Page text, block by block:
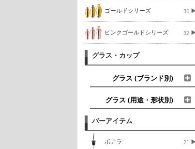
ゴールドシリーズ 36
ピンクゴールドシリーズ 32
グラス・カップ
グラス (ブランド別)
グラス (用途・形状別)
バーアイテム
ポアラ 21